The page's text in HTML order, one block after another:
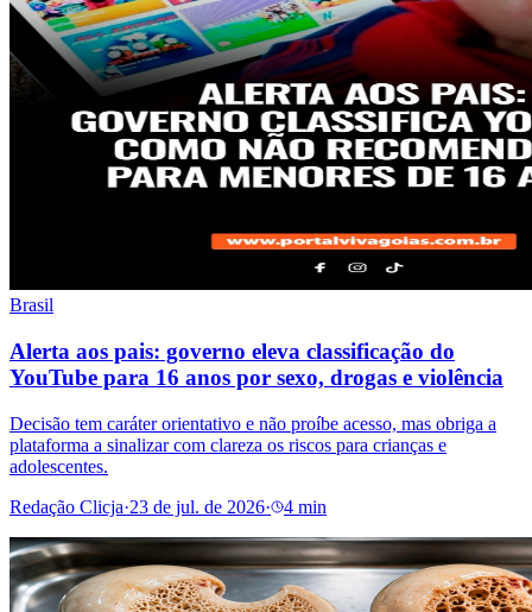
Brasil
Alerta aos pais: governo eleva classificação do
YouTube para 16 anos por sexo, drogas e violência
Decisão tem caráter orientativo e não proíbe acesso, mas obriga a
plataforma a sinalizar com clareza os riscos para crianças e
adolescentes.
Redação Clicja·23 de jul. de 2026· 4 min